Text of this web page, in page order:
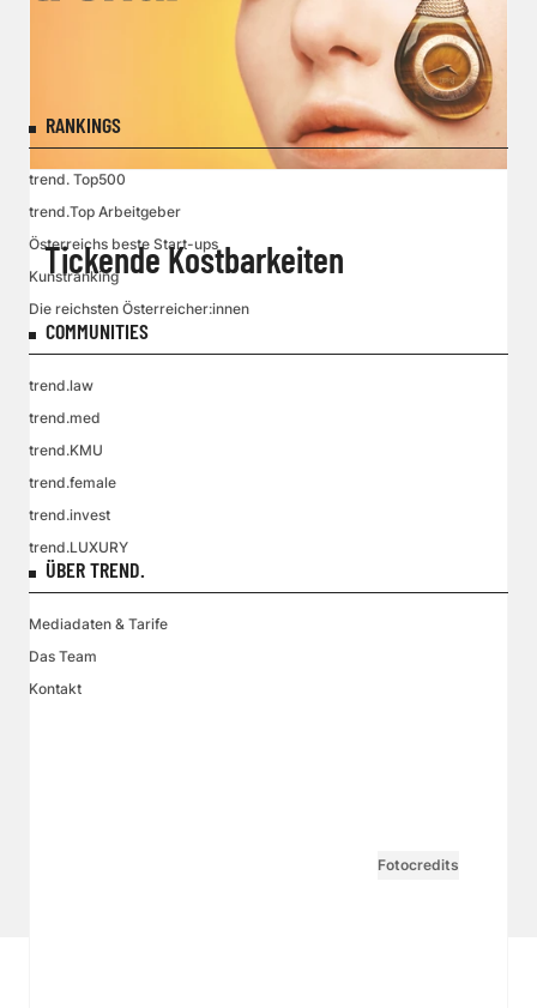
Tickende Kostbarkeiten
RANKINGS
trend. Top500
trend.Top Arbeitgeber
Österreichs beste Start-ups
Kunstranking
Die reichsten Österreicher:innen
COMMUNITIES
trend.law
trend.med
trend.KMU
trend.female
trend.invest
trend.LUXURY
ÜBER TREND.
Mediadaten & Tarife
Das Team
Kontakt
Fotocredits